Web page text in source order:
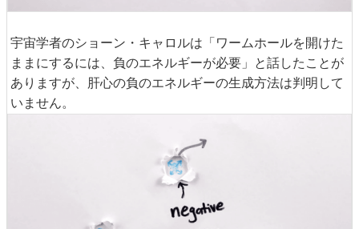
宇宙学者のショーン・キャロルは「ワームホールを開けた
ままにするには、負のエネルギーが必要」と話したことが
ありますが、肝心の負のエネルギーの生成方法は判明して
いません。